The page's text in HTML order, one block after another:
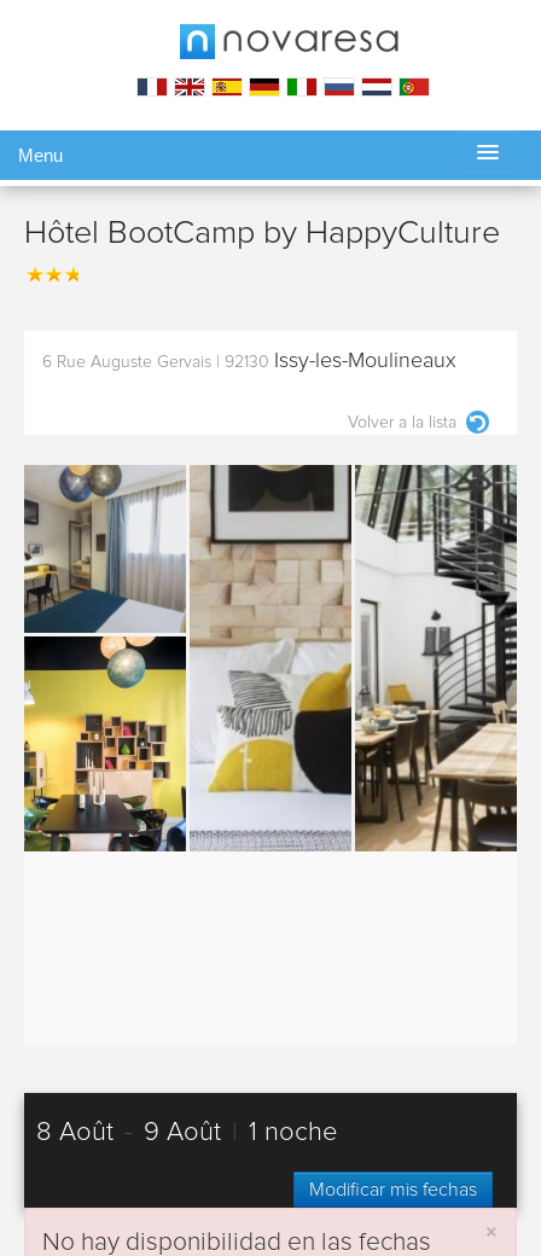
Menu
Hôtel BootCamp by HappyCulture
6 Rue Auguste Gervais 92130 Issy-les-Moulineaux
Volver a la lista
8 Août - 9 Août 1 noche
Modificar mis fechas
×
No hay disponibilidad en las fechas